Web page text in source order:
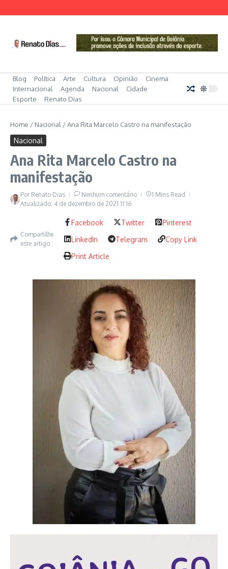
Blog Política Arte Cultura Opinião
Cinema
Internacional
Agenda Nacional
Cidade
Esporte
Renato Dias
Home / Nacional /Ana Rita Marcelo Castro na manifestação
Nacional
Ana Rita Marcelo Castro na
manifestação
Por Renato Dias Nenhum comentário
1 Mins Read
Atualizado: 4 de dezembro de 2021 11:16
Compartilhe
este artigo
Facebook Twitter
Pinterest
LinkedIn
Telegram
Copy Link
Print Article